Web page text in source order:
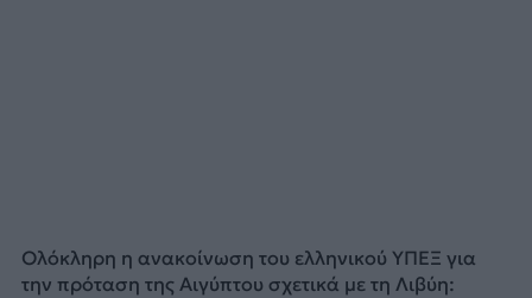
Ολόκληρη η ανακοίνωση του ελληνικού ΥΠΕΞ για
την πρόταση της Αιγύπτου σχετικά με τη Λιβύη: